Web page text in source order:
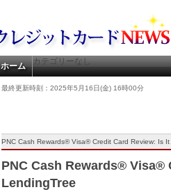
ホーム カテゴリーなし
最終更新時刻：2025年5月16日(金) 16時00分
PNC Cash Rewards® Visa® Credit Card Review: Is
PNC Cash Rewards® Visa®
LendingTree